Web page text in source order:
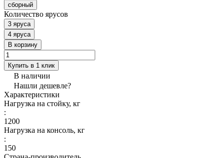
сборный
Количество ярусов
3 яруса
4 яруса
В корзину
Купить в 1 клик
В наличии
Нашли дешевле?
Характеристики
Нагрузка на стойку, кг
:
1200
Нагрузка на консоль, кг
:
150